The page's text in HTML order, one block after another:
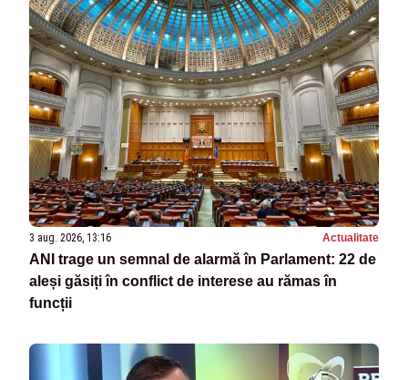
3 aug. 2026, 13:16 Actualitate
ANI trage un semnal de alarmă în Parlament: 22 de
aleși găsiți în conflict de interese au rămas în
funcții